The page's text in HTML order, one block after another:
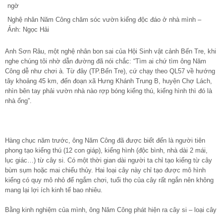
Nghệ nhân Năm Công chăm sóc vườn kiểng độc đáo ở nhà mình –
Ảnh: Ngọc Hải
Anh Sơn Râu, một nghệ nhân bon sai của Hội Sinh vật cảnh Bến Tre, khi
nghe chúng tôi nhờ dẫn đường đã nói chắc: “Tìm ai chứ tìm ông Năm
Công dễ như chơi à. Từ đây (TP.Bến Tre), cứ chạy theo QL57 về hướng
tây khoảng 45 km, đến đoạn xã Hưng Khánh Trung B, huyện Chợ Lách,
nhìn bên tay phải vườn nhà nào rợp bóng kiểng thú, kiểng hình thì đó là
nhà ổng”.
Hàng chục năm trước, ông Năm Công đã được biết đến là người tiên
phong tạo kiểng thú (12 con giáp), kiểng hình (độc bình, nhà dài 2 mái,
lục giác…) từ cây si. Có một thời gian dài người ta chỉ tạo kiểng từ cây
bùm sụm hoặc mai chiếu thủy. Hai loại cây này chỉ tạo được mô hình
kiểng có quy mô nhỏ để ngắm chơi, tuổi thọ của cây rất ngắn nên không
mang lại lợi ích kinh tế bao nhiêu.
Bằng kinh nghiệm của mình, ông Năm Công phát hiện ra cây si – loại cây